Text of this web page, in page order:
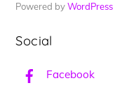
Powered byWordPress
Social
Facebook